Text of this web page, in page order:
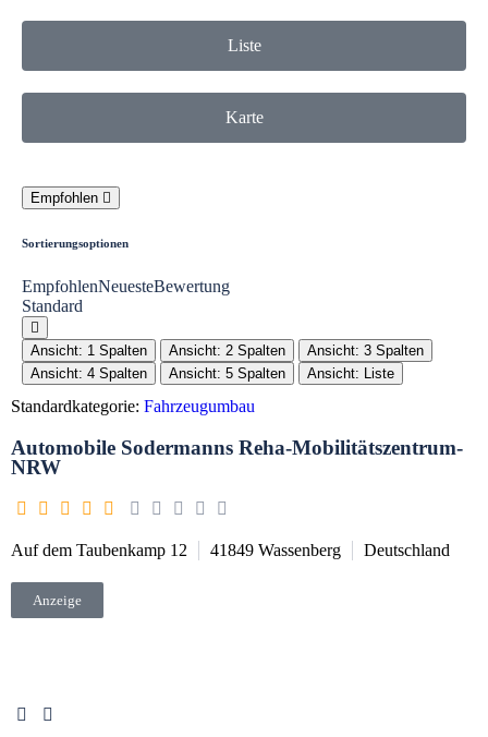
Liste
Karte
Empfohlen
Sortierungsoptionen
EmpfohlenNeuesteBewertung
Standard
Ansicht: 1 Spalten Ansicht: 2 Spalten
Ansicht: 3 Spalten
Ansicht: 4 Spalten
Ansicht: 5 Spalten Ansicht: Liste
Standardkategorie: Fahrzeugumbau
Automobile Sodermanns Reha-Mobilitätszentrum-
NRW
Auf dem Taubenkamp 12 41849 Wassenberg Deutschland
Anzeige